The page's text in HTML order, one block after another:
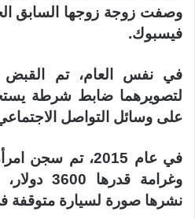
وصفت زوجة زوجها السابق
فيسبوك.
في نفس العام، تم القبض
لتصويرهما ضابط شرطة
على وسائل التواصل
في عام 2015، تم
وغرامة
نشرها صورة لسيارة متوقفة